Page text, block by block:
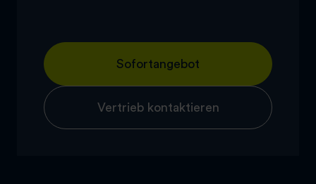
Sofortangebot
Vertrieb kontaktieren